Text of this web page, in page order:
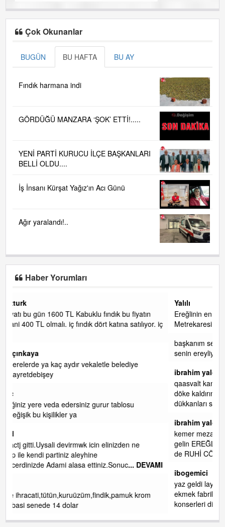
Çok Okunanlar
BUGÜN BU HAFTA BU AY
Fındık harmana indi
GÖRDÜĞÜ MANZARA ‘ŞOK’ ETTİ!.....
YENİ PARTİ KURUCU İLÇE BAŞKANLARI
BELLİ OLDU....
İş İnsanı Kürşat Yağız'ın Acı Günü
Ağır yaralandı!..
Haber Yorumları
iç
Ereğlinin en değerli en gözde yeri yalı caddesi ve çevresidir.
Metrekaresi 500 bin liraya alamazsın.
başkanım seni belediye başkanlığında da görmek isteriz
senin ereyliye katkın çok oldu daha da olacaktır
ibrahim yalçınkaya
qaasvalt kansorejen madde mahalle aralarında asvalt döke
döke kaldırımlar ana yoldan aşağıda kaldı bi yağmurda
dükkanları su basacak ma... DEVAMI
ibrahim yalçınkaya
kemer mezarlık altı CİĞİRLİK deniz kenarına giden yola
gelin EREĞLİ BELEDİYESİ o boruları zamanında tüm ereğli
de RUHİ CÖBEKOĞLU
yaz geldi layyy layyy layy lom festivalleri başladı biz halk
ekmek fabrikası kent lokantası diyoruz ağacum yaz
konserleri diyor